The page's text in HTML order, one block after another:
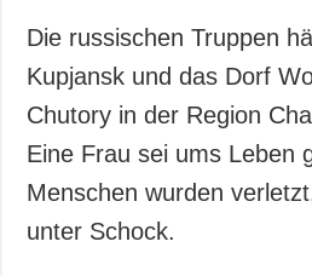
ZUSÄTZLICH
Veröffentlichungen
Interview
Fotos
Video
Die russischen Truppen
Kupjansk und das Dorf
Chutory in der Region
Eine Frau sei ums Leben
Menschen wurden
unter Schock.